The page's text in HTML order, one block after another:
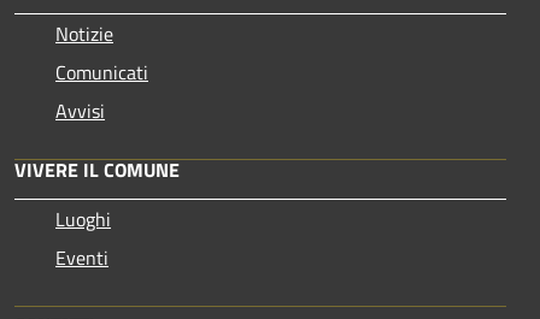
Notizie
Comunicati
Avvisi
VIVERE IL COMUNE
Luoghi
Eventi